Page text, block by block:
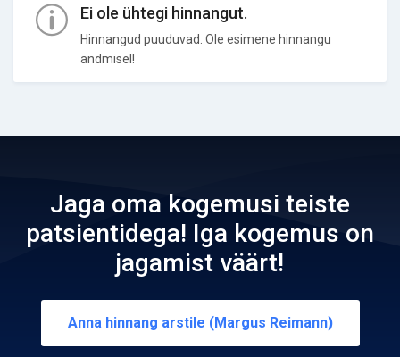
Ei ole ühtegi hinnangut.
Hinnangud puuduvad. Ole esimene hinnangu
andmisel!
Jaga oma kogemusi teiste
patsientidega! Iga kogemus on
jagamist väärt!
Anna hinnang arstile (Margus Reimann)